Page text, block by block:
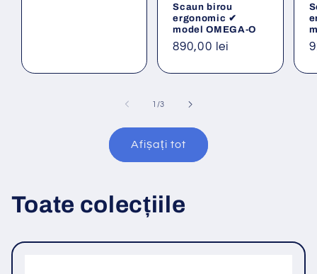
Scaun birou
ergonomic ✔
model OMEGA-O
Preț
890,00 lei
1 /din
3
Afișați tot
Toate colecțiile